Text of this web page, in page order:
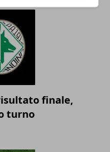
finale,
turno